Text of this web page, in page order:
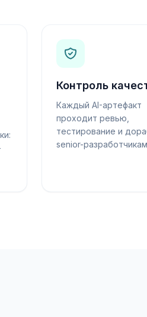
Контроль
Каждый AI-артефакт
проходит ревью,
тестирование и
senior-